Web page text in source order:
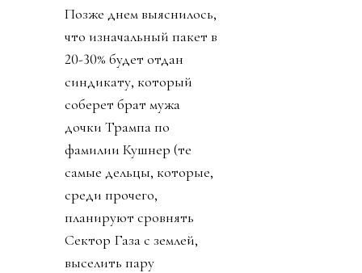
Позже днем выяснилось,
что изначальный пакет в
20-30% будет отдан
синдикату, который
соберет брат мужа
дочки Трампа по
фамилии Кушнер (те
самые дельцы, которые,
среди прочего,
планируют сровнять
Сектор Газа с землей,
выселить пару